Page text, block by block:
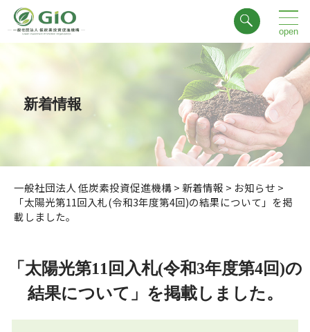
新着情報
一般社団法人 低炭素投資促進機構> 新着情報 > お知らせ >
「太陽光第11回入札(令和3年度第4回)の結果について」を掲
載しました。
「太陽光第11回入札(令和3年度第4回)の
結果について」を掲載しました。